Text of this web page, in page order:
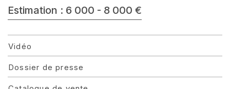
Estimation : 6 000 - 8 000 €
Vidéo
Dossier de presse